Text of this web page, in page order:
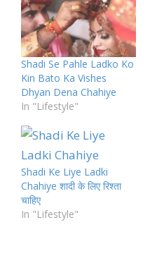
Shadi Se Pahle Ladko Ko
Kin Bato Ka Vishes
Dhyan Dena Chahiye
In "Lifestyle"
Shadi Ke Liye Ladki
Chahiye शादी के लिए रिश्ता
चाहिए
In "Lifestyle"